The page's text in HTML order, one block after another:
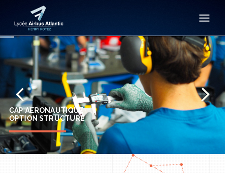
CAP AERONAUTIQUE
OPTION STRUCTURE